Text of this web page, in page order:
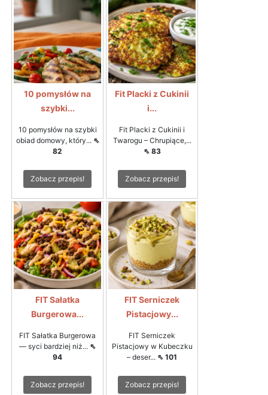
10 pomysłów na
szybki...
10 pomysłów na szybki
obiad domowy, który... ⇖
82
Zobacz przepis!
Fit Placki z Cukinii
i...
Fit Placki z Cukinii i
Twarogu – Chrupiące,...
⇖ 83
Zobacz przepis!
FIT Sałatka
Burgerowa...
FIT Sałatka Burgerowa
— syci bardziej niż... ⇖
94
Zobacz przepis!
FIT Serniczek
Pistacjowy...
FIT Serniczek
Pistacjowy w Kubeczku
– deser... ⇖ 101
Zobacz przepis!